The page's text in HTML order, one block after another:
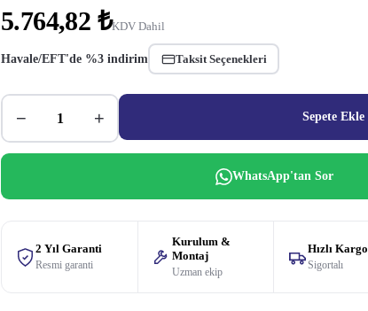
5.764,82 ₺KDV Dahil
Havale/EFT'de %3 indirim Taksit Seçenekleri
− + Sepete Ekle
WhatsApp'tan Sor
2 Yıl Garanti
Resmi garanti
Kurulum &
Montaj
Uzman ekip
Hızlı Kargo
Sigortalı